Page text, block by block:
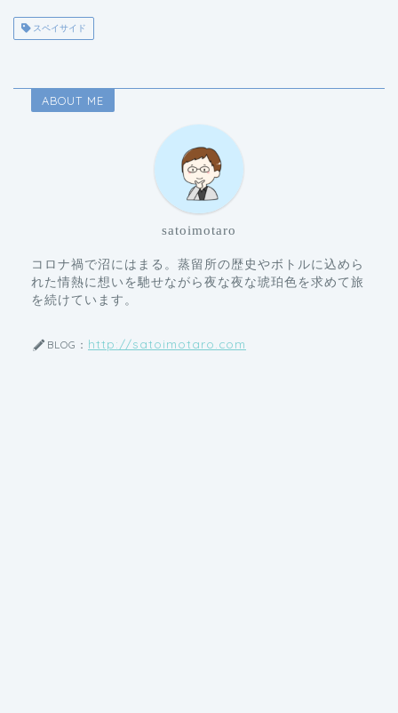
スペイサイド
ABOUT ME
satoimotaro
コロナ禍で沼にはまる。蒸留所の歴史やボトルに込めら
れた情熱に想いを馳せながら夜な夜な琥珀色を求めて旅
を続けています。
BLOG： http://satoimotaro.com